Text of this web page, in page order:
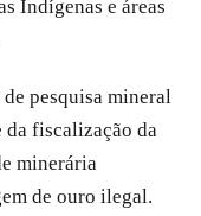
Indígenas e áreas
pesquisa mineral
da fiscalização da
minerária
de ouro ilegal.